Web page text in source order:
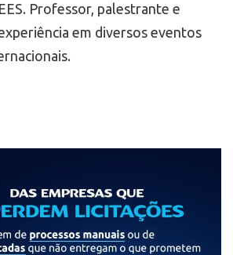
Professor, palestrante e
em diversos eventos